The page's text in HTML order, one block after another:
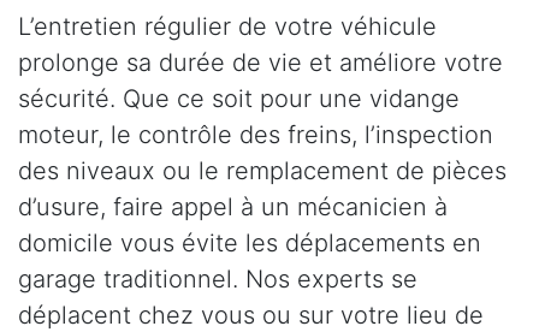
L’entretien régulier de votre véhicule
prolonge sa durée de vie et améliore votre
sécurité. Que ce soit pour une vidange
moteur, le contrôle des freins, l’inspection
des niveaux ou le remplacement de pièces
d’usure, faire appel à un mécanicien à
domicile vous évite les déplacements en
garage traditionnel. Nos experts se
déplacent chez vous ou sur votre lieu de